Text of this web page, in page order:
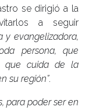
se dirigió a la
a seguir
y evangelizadora,
persona, que
que cuida de la
su región”.
para poder ser en